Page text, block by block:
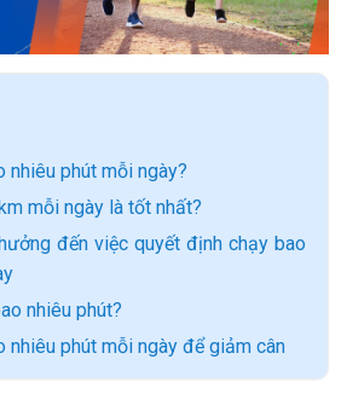
nhiêu phút mỗi ngày?
mỗi ngày là tốt nhất?
đến việc quyết định chạy bao
nhiêu phút?
nhiêu phút mỗi ngày để giảm cân